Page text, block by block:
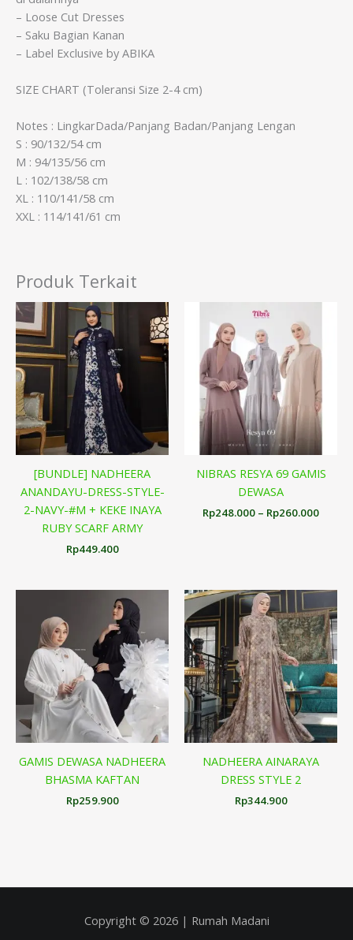
– Loose Cut Dresses
– Saku Bagian Kanan
– Label Exclusive by ABIKA
SIZE CHART (Toleransi Size 2-4 cm)
Notes : LingkarDada/Panjang Badan/Panjang Lengan
S : 90/132/54 cm
M : 94/135/56 cm
L : 102/138/58 cm
XL : 110/141/58 cm
XXL : 114/141/61 cm
Produk Terkait
[BUNDLE] NADHEERA
ANANDAYU-DRESS-STYLE-
2-NAVY-#M + KEKE INAYA
RUBY SCARF ARMY
Rp449.400
NIBRAS RESYA 69 GAMIS
DEWASA
Rp248.000 – Rp260.000
GAMIS DEWASA NADHEERA
BHASMA KAFTAN
Rp259.900
NADHEERA AINARAYA
DRESS STYLE 2
Rp344.900
Copyright © 2026 | Rumah Madani